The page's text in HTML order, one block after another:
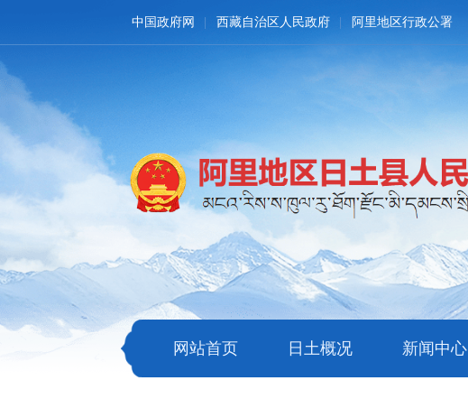
中国政府网 西藏自治区人民政府 阿里地区行政公署
网站首页 日土概况 新闻中心